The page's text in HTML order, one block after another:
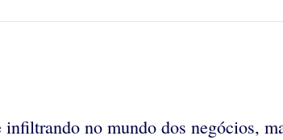
no mundo dos negócios,